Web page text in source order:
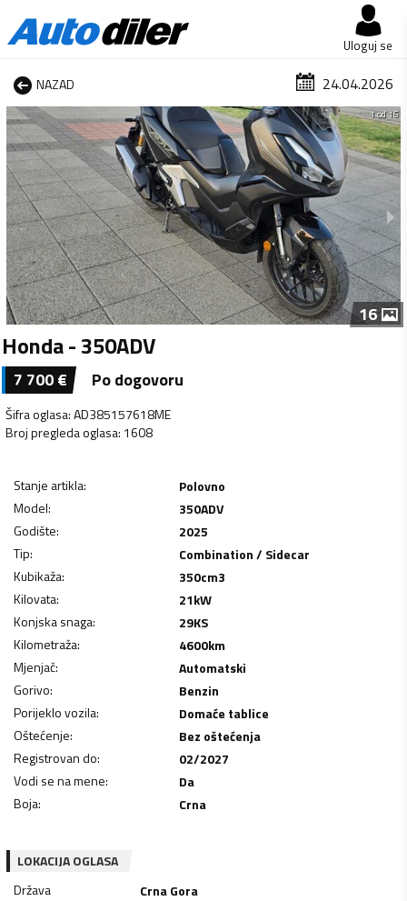
Uloguj se
NAZAD 24.04.2026
1 od 16
16
Honda - 350ADV
7 700€ Po dogovoru
Šifra oglasa:AD385157618ME
Broj pregleda oglasa: 1608
Stanje artikla:
Polovno
Model:
350ADV
Godište:
2025
Tip:
Combination / Sidecar
Kubikaža: 350cm3
Kilovata: 21kW
Konjska snaga: 29KS
Kilometraža: 4600km
Mjenjač:
Automatski
Gorivo:
Benzin
Porijeklo vozila:
Domaće tablice
Oštećenje:
Bez oštećenja
Registrovan do:
02/2027
Vodi se na mene:
Da
Boja: Crna
LOKACIJA OGLASA
Država
Crna Gora